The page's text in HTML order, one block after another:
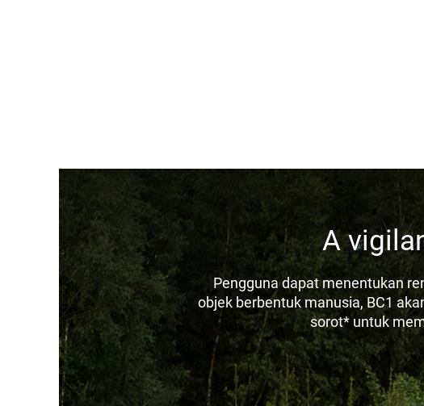
A
Pengguna dapat menentukan
objek berbentuk manusia, BC1
sorot* untuk